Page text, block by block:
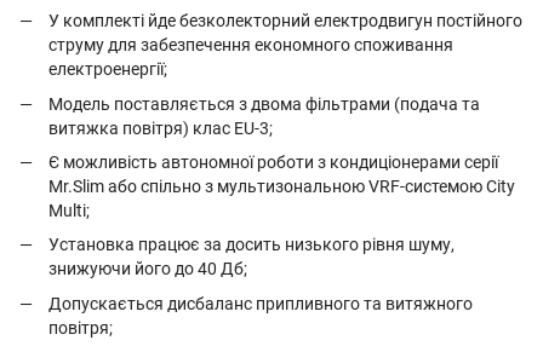
У комплекті йде безколекторний електродвигун постійного
струму для забезпечення економного споживання
електроенергії;
Модель поставляється з двома фільтрами (подача та
витяжка повітря) клас EU-3;
Є можливість автономної роботи з кондиціонерами серії
Mr.Slim або спільно з мультизональною VRF-системою City
Multi;
Установка працює за досить низького рівня шуму,
знижуючи його до 40 Дб;
Допускається дисбаланс припливного та витяжного
повітря;